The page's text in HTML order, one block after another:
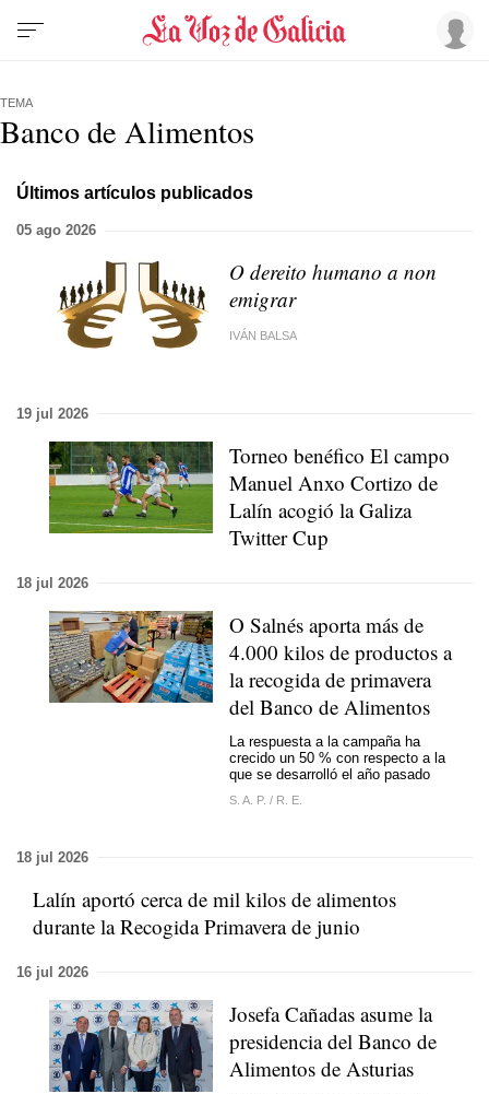
TEMA
Banco de Alimentos
Últimos artículos publicados
05 ago 2026
O dereito humano a non
emigrar
IVÁN BALSA
19 jul 2026
Torneo benéfico El campo
Manuel Anxo Cortizo de
Lalín acogió la Galiza
Twitter Cup
18 jul 2026
O Salnés aporta más de
4.000 kilos de productos a
la recogida de primavera
del Banco de Alimentos
La respuesta a la campaña ha
crecido un 50 % con respecto a la
que se desarrolló el año pasado
S. A. P. / R. E.
18 jul 2026
Lalín aportó cerca de mil kilos de alimentos
durante la Recogida Primavera de junio
16 jul 2026
Josefa Cañadas asume la
presidencia del Banco de
Alimentos de Asturias